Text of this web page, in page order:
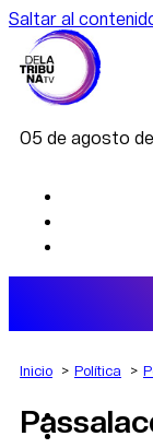
Saltar al
05 de agosto
AGRO
Inicio Política